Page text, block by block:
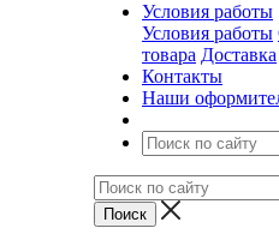
Условия работы
Условия работы
товара Доставка
Контакты
Наши